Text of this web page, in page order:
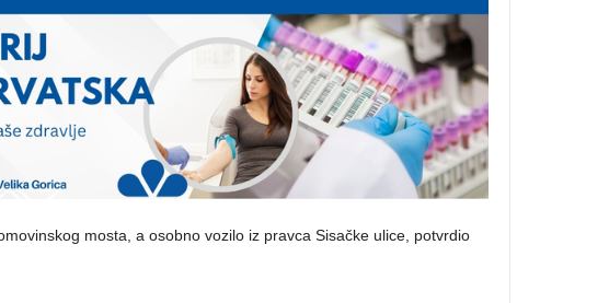
mosta, a osobno vozilo iz pravca Sisačke ulice, potvrdio